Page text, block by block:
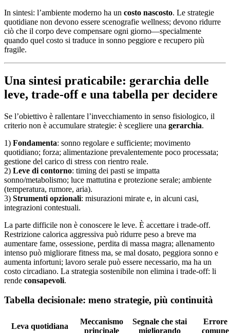
In sintesi: l’ambiente moderno ha un costo nascosto. Le strategie
quotidiane non devono essere scenografie wellness; devono ridurre
ciò che il corpo deve compensare ogni giorno—specialmente
quando quel costo si traduce in sonno peggiore e recupero più
fragile.
Una sintesi praticabile: gerarchia delle
leve, trade-off e una tabella per decidere
Se l’obiettivo è rallentare l’invecchiamento in senso fisiologico, il
criterio non è accumulare strategie: è scegliere una gerarchia.
1) Fondamenta: sonno regolare e sufficiente; movimento
quotidiano; forza; alimentazione prevalentemente poco processata;
gestione del carico di stress con rientro reale.
2) Leve di contorno: timing dei pasti se impatta
sonno/metabolismo; luce mattutina e protezione serale; ambiente
(temperatura, rumore, aria).
3) Strumenti opzionali: misurazioni mirate e, in alcuni casi,
integrazioni contestuali.
La parte difficile non è conoscere le leve. È accettare i trade-off.
Restrizione calorica aggressiva può ridurre peso a breve ma
aumentare fame, ossessione, perdita di massa magra; allenamento
intenso può migliorare fitness ma, se mal dosato, peggiora sonno e
aumenta infortuni; lavoro serale può essere necessario, ma ha un
costo circadiano. La strategia sostenibile non elimina i trade-off: li
rende consapevoli.
Tabella decisionale: meno strategie, più continuità
Leva quotidiana
Meccanismo
principale
Segnale che stai
migliorando
Errore
comune